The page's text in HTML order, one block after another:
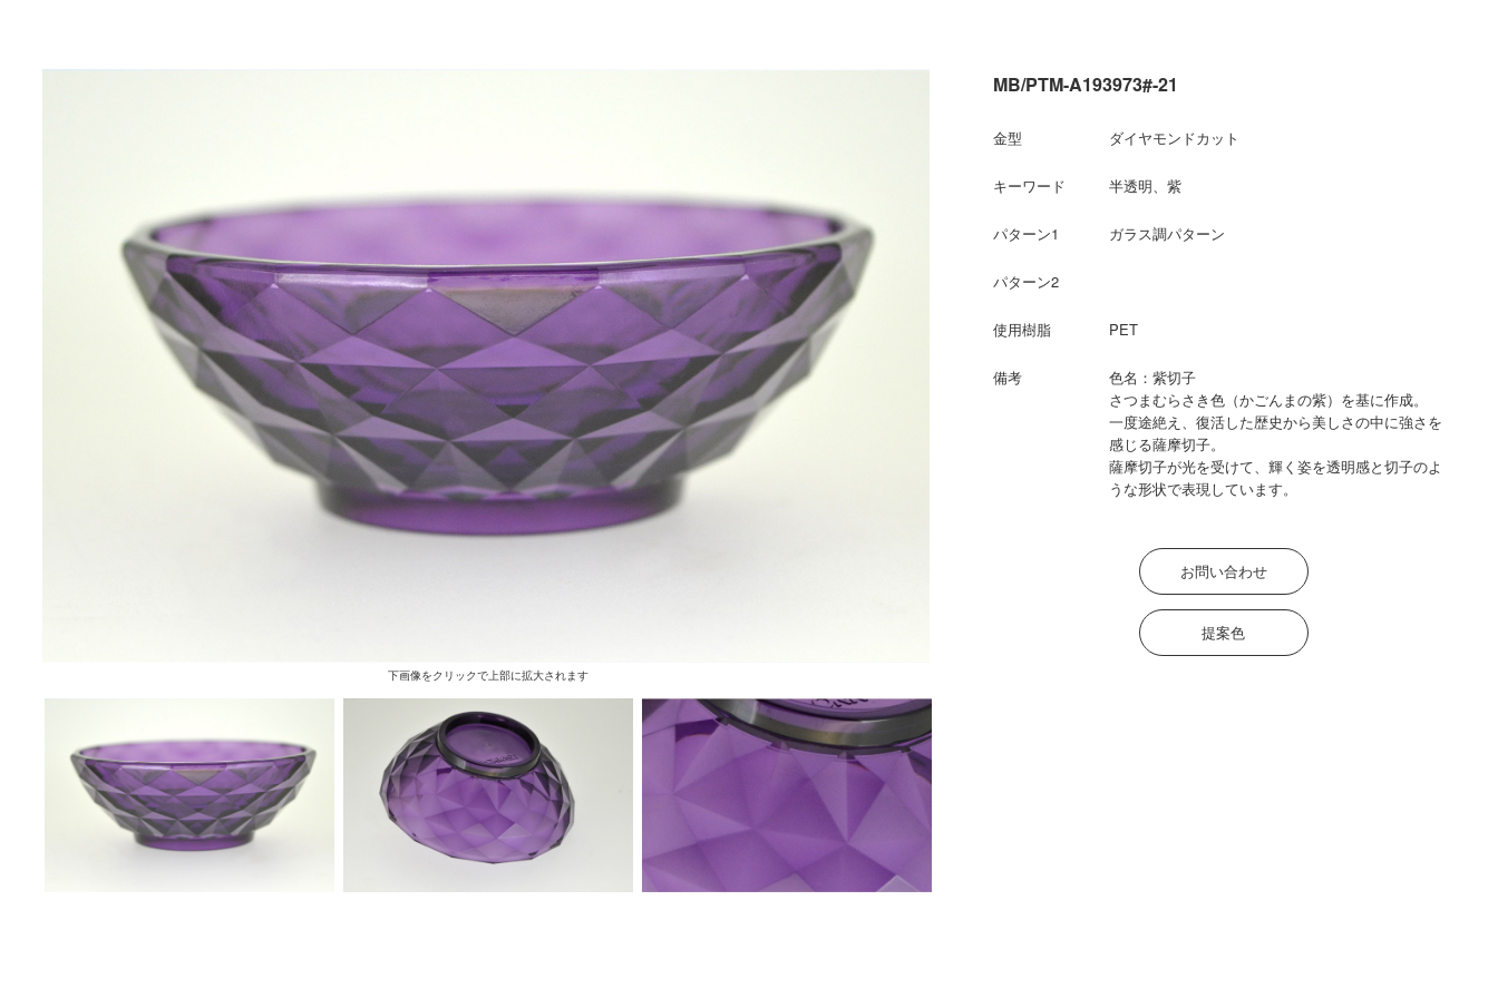
下画像をクリックで上部に拡大されます
MB/PTM-A193973#-21
金型 ダイヤモンドカット
キーワード 半透明、紫
パターン1 ガラス調パターン
パターン2
使用樹脂 PET
備考
色名：紫切子
さつまむらさき色（かごんまの紫）を基に作成。
一度途絶え、復活した歴史から美しさの中に強さを
感じる薩摩切子。
薩摩切子が光を受けて、輝く姿を透明感と切子のよ
うな形状で表現しています。
お問い合わせ
提案色